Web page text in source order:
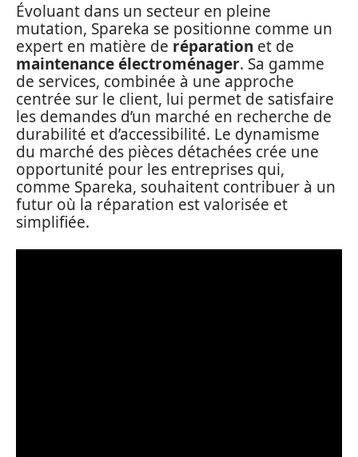
Évoluant dans un secteur en pleine
mutation, Spareka se positionne comme un
expert en matière de réparation et de
maintenance électroménager. Sa gamme
de services, combinée à une approche
centrée sur le client, lui permet de satisfaire
les demandes d’un marché en recherche de
durabilité et d’accessibilité. Le dynamisme
du marché des pièces détachées crée une
opportunité pour les entreprises qui,
comme Spareka, souhaitent contribuer à un
futur où la réparation est valorisée et
simplifiée.